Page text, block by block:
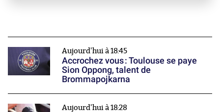
Aujourd'hui à 18:45
Accrochez vous : Toulouse se paye
Sion Oppong, talent de
Brommapojkarna
Aujourd'hui à 18:28